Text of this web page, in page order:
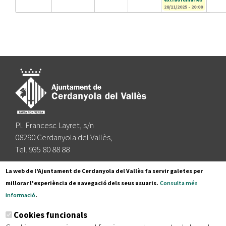
28/11/2025 - 20:00
Pl. Francesc Layret, s/n
08290 Cerdanyola del Vallès,
Tel. 935 80 88 88
Segueix-nos a:
Subscriu-te al nostre butlletí
La web de l'Ajuntament de Cerdanyola del Vallès fa servir galetes per
millorar l'experiència de navegació dels seus usuaris. Consulta més
informació.
Cookies funcionals